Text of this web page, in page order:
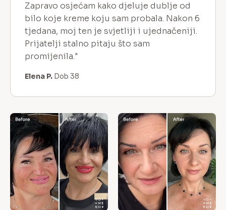
Zapravo osjećam kako djeluje dublje od
bilo koje kreme koju sam probala. Nakon 6
tjedana, moj ten je svjetliji i ujednačeniji.
Prijatelji stalno pitaju što sam
promijenila."
Elena P. Dob 38